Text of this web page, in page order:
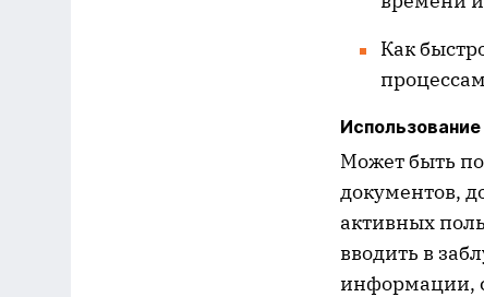
Как
Может быть
документов,
активных
вводить в
информации,